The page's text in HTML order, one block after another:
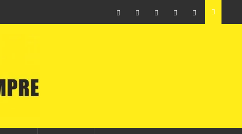
Covilhã avança com a desmaterialização do Arquivo
Municipal